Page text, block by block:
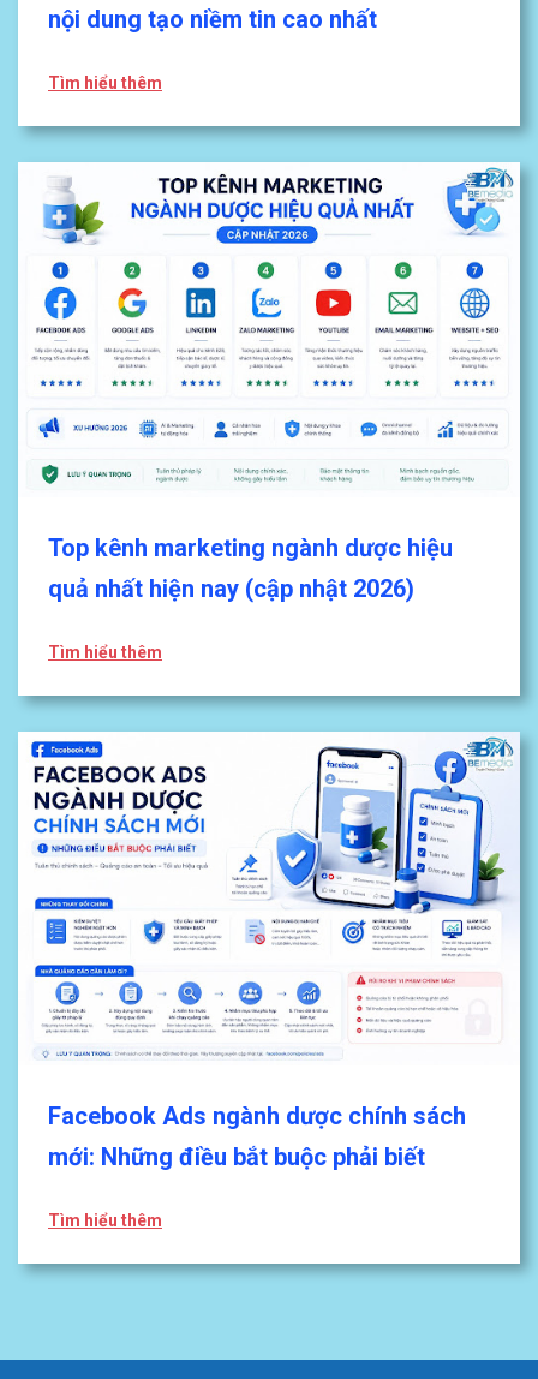
nội dung tạo niềm tin cao nhất
Tìm hiểu thêm
Top kênh marketing ngành dược hiệu
quả nhất hiện nay (cập nhật 2026)
Tìm hiểu thêm
Facebook Ads ngành dược chính sách
mới: Những điều bắt buộc phải biết
Tìm hiểu thêm